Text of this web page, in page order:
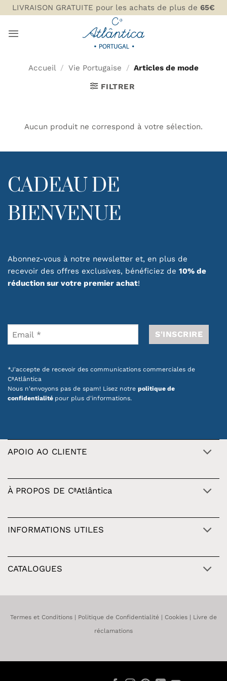
Passer
au
contenu
LIVRAISON GRATUITE pour les achats de plus de 65€
Accueil / Vie Portugaise / Articles de mode
FILTRER
Aucun produit ne correspond à votre sélection.
CADEAU DE
BIENVENUE
Abonnez-vous à notre newsletter et, en plus de
recevoir des offres exclusives, bénéficiez de 10% de
réduction sur votre premier achat!
*J'accepte de recevoir des communications commerciales de
CªAtlântica
Nous n'envoyons pas de spam! Lisez notre politique de
confidentialité pour plus d'informations.
APOIO AO CLIENTE
À PROPOS DE CªAtlântica
INFORMATIONS UTILES
CATALOGUES
Termes et Conditions Politique de Confidentialité Cookies
Livre de
réclamations